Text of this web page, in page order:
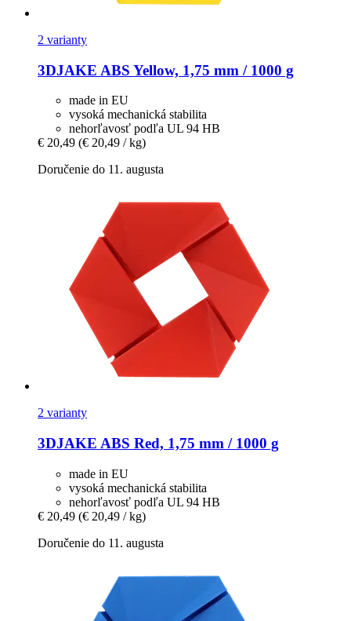
2 varianty
3DJAKE ABS Yellow, 1,75 mm / 1000 g
made in EU
vysoká mechanická stabilita
nehorľavosť podľa UL 94 HB
€ 20,49 (€ 20,49 / kg)
Doručenie do 11. augusta
2 varianty
3DJAKE ABS Red, 1,75 mm / 1000 g
made in EU
vysoká mechanická stabilita
nehorľavosť podľa UL 94 HB
€ 20,49 (€ 20,49 / kg)
Doručenie do 11. augusta